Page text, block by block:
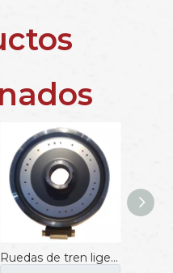
Ruedas de tren ligero